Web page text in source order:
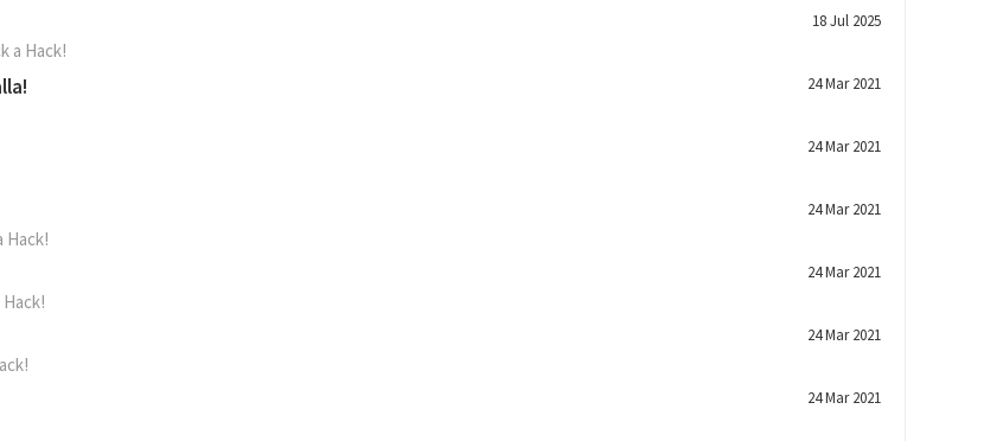
18 Jul 2025
a Hack!
24 Mar 2021
24 Mar 2021
24 Mar 2021
Hack!
24 Mar 2021
24 Mar 2021
24 Mar 2021